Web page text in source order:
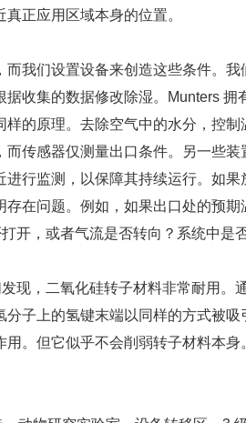
正应用区域本身的位置。
们设置设备来创造这些条件。我
收集的数据修改除湿。Munters 拥
的原理。去除空气中的水分，控制
感器仅测量出口条件。另一些装
行监测，以保障其持续运行。如
在问题。例如，如果出口处的预
开，或者气流是否转向？系统中是
，二氧化硅转子材料非常耐用。
子上的氢键末端以同样的方式被
。但它似乎不会削弱转子材料本